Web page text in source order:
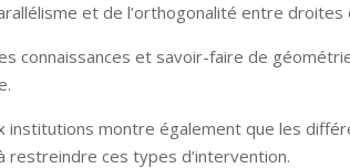
et de l’orthogonalité entre droites
connaissances et savoir-faire de
institutions montre également que les
ces types d’intervention.